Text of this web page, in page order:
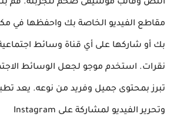
النص وقالب موسيقى ضخم لتجربته. قم
مقاطع الفيديو الخاصة بك واحفظها في
بك أو شاركها على أي قناة وسائط
نقرات. استخدم موجو لجعل الوسائط
تبرز بمحتوى جميل وفريد ​​من نوعه. يعد
وتحرير الفيديو لمشاركة على Instagram